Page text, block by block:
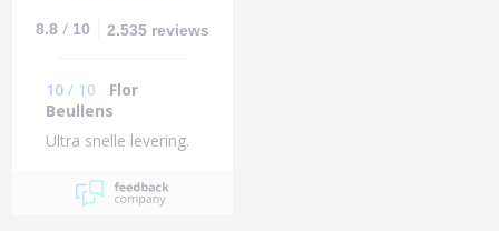
8.8 / 10 2.535 reviews
10 / 10
Flor
Beullens
Ultra snelle levering.